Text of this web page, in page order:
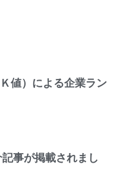
値）による企業ラン
記事が掲載されまし